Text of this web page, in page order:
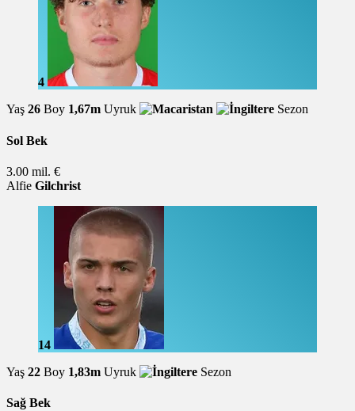
4
Yaş 26 Boy 1,67m Uyruk Sezon
Sol Bek
3.00 mil. €
Alfie Gilchrist
14
Yaş 22 Boy 1,83m Uyruk Sezon
Sağ Bek